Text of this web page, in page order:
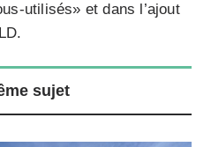
utilisés» et dans l’ajout
sujet